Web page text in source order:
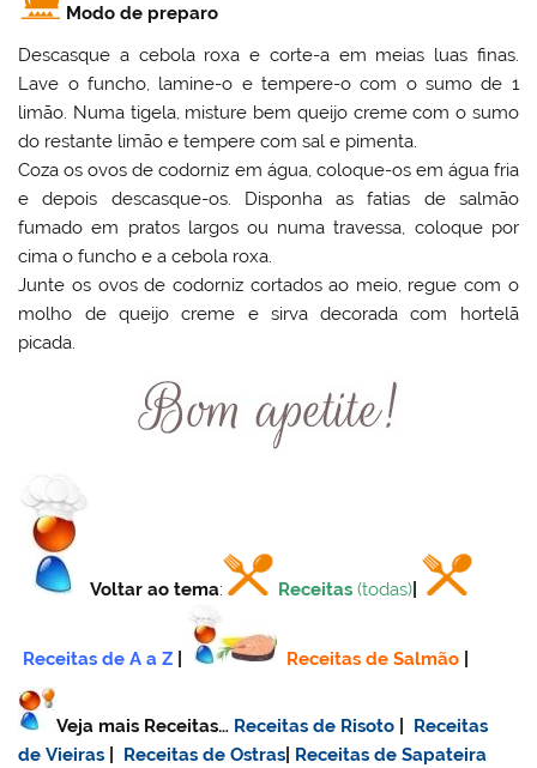
Modo de preparo
Descasque a cebola roxa e corte-a em meias luas finas.
Lave o funcho, lamine-o e tempere-o com o sumo de 1
limão. Numa tigela, misture bem queijo creme com o sumo
do restante limão e tempere com sal e pimenta.
Coza os ovos de codorniz em água, coloque-os em água fria
e depois descasque-os. Disponha as fatias de salmão
fumado em pratos largos ou numa travessa, coloque por
cima o funcho e a cebola roxa.
Junte os ovos de codorniz cortados ao meio, regue com o
molho de queijo creme e sirva decorada com hortelã
picada.
Voltar ao tema: Receitas (todas)
Receitas de A a Z Receitas de Salmão
Veja mais Receitas… Receitas de Risoto
Receitas
de Vieiras
Receitas de Ostras Receitas de Sapateira